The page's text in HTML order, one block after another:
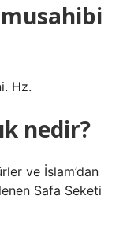
Hz.
nedir?
ve İslam’dan
Safa Seketi